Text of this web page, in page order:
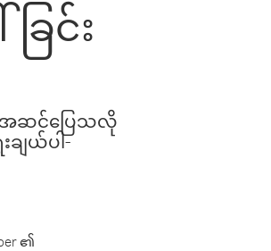
ြင်း
အဆင်ပြေသလို
ျယ်ပါ-
၏